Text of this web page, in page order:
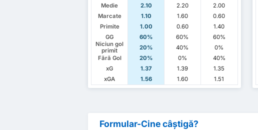
Medie
2.10 2.20
2.00
Marcate
1.10 1.60
0.60
Primite
1.00 0.60
1.40
GG
60% 60%
60%
Niciun gol
primit
20% 40%
0%
Fără Gol
20% 0%
40%
xG
1.37 1.39
1.35
xGA
1.56 1.60 1.51
Formular-Cine câștigă?